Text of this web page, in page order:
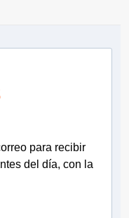
para recibir
del día, con la